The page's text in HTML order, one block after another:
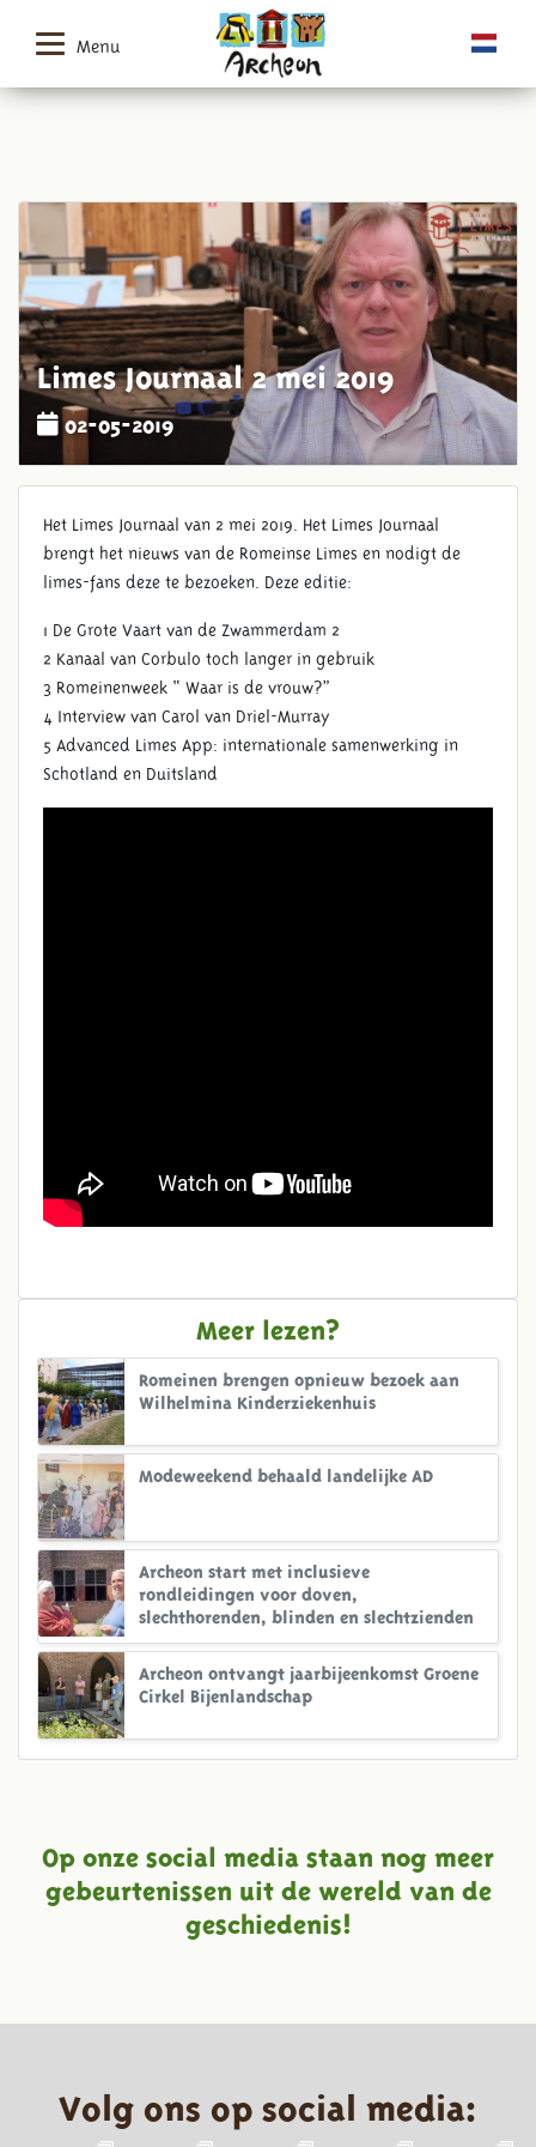
Menu
Limes Journaal 2 mei 2019
02-05-2019
Het Limes Journaal van 2 mei 2019. Het Limes Journaal
brengt het nieuws van de Romeinse Limes en nodigt de
limes-fans deze te bezoeken. Deze editie:
1 De Grote Vaart van de Zwammerdam 2
2 Kanaal van Corbulo toch langer in gebruik
3 Romeinenweek “ Waar is de vrouw?”
4 Interview van Carol van Driel-Murray
5 Advanced Limes App: internationale samenwerking in
Schotland en Duitsland
Meer lezen?
Romeinen brengen opnieuw bezoek aan
Wilhelmina Kinderziekenhuis
Modeweekend behaald landelijke AD
Archeon start met inclusieve
rondleidingen voor doven,
slechthorenden, blinden en slechtzienden
Archeon ontvangt jaarbijeenkomst Groene
Cirkel Bijenlandschap
Op onze social media staan nog meer
gebeurtenissen uit de wereld van de
geschiedenis!
Volg ons op social media: